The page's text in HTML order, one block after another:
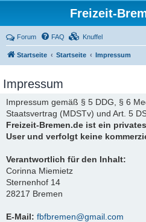
Freizeit-
Forum FAQ Knuffel
Startseite Startseite Impressum
Impressum
Impressum gemäß § 5 DDG, § 6
Staatsvertrag (MDSTv) und Art. 5
Freizeit-Bremen.de ist ein
User und verfolgt keine
Verantwortlich für den Inhalt:
Corinna Miemietz
Sternenhof 14
28217 Bremen
E-Mail: fbfbremen@gmail.com